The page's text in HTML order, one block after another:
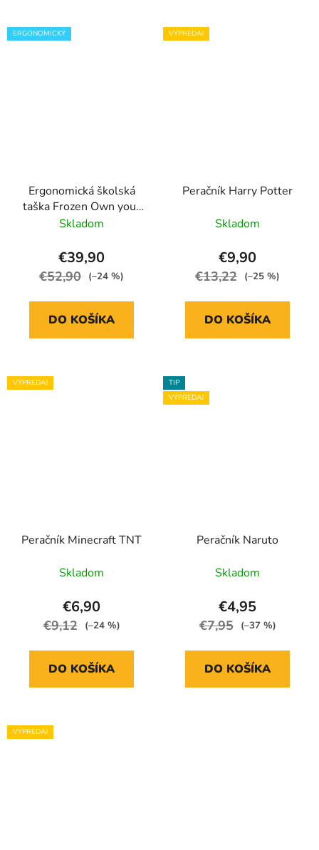
ERGONOMICKÝ
Ergonomická školská
taška Frozen Own your
Destiny
Skladom
€39,90
€52,90 (–24 %)
DO KOŠÍKA
VÝPREDAJ
Peračník Harry Potter
Skladom
€9,90
€13,22 (–25 %)
DO KOŠÍKA
VÝPREDAJ
Peračník Minecraft TNT
Skladom
€6,90
€9,12 (–24 %)
DO KOŠÍKA
TIP
VÝPREDAJ
Peračník Naruto
Skladom
€4,95
€7,95 (–37 %)
DO KOŠÍKA
VÝPREDAJ